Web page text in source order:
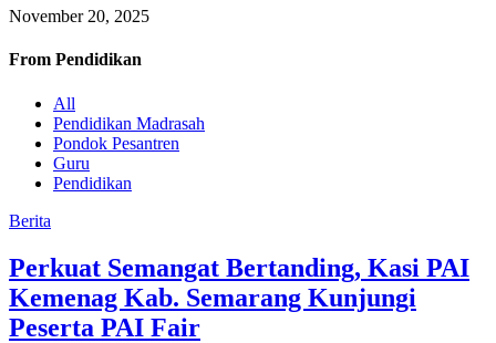
November 20, 2025
From Pendidikan
All
Pendidikan Madrasah
Pondok Pesantren
Guru
Pendidikan
Berita
Perkuat Semangat Bertanding, Kasi PAI
Kemenag Kab. Semarang Kunjungi
Peserta PAI Fair